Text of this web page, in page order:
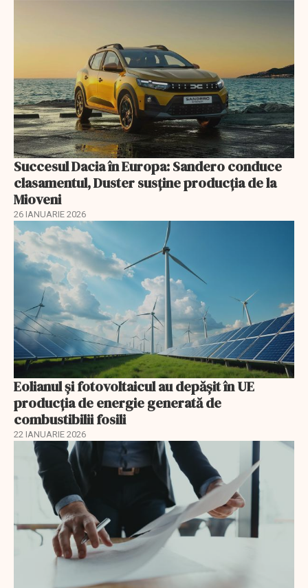
Succesul Dacia în Europa: Sandero conduce
clasamentul, Duster susține producția de la
Mioveni
26 IANUARIE 2026
Eolianul și fotovoltaicul au depășit în UE
producția de energie generată de
combustibilii fosili
22 IANUARIE 2026